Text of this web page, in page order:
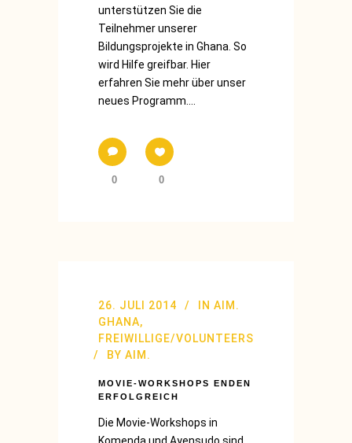
unterstützen Sie die
Teilnehmer unserer
Bildungsprojekte in Ghana. So
wird Hilfe greifbar. Hier
erfahren Sie mehr über unser
neues Programm....
0 0
26. JULI 2014 IN AIM.
GHANA,
FREIWILLIGE/VOLUNTEERS
BY AIM.
MOVIE-WORKSHOPS ENDEN
ERFOLGREICH
Die Movie-Workshops in